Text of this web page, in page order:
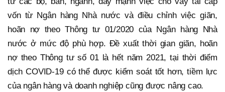
vốn từ Ngân hàng Nhà nước và điều chỉnh việc giãn,
hoãn nợ theo Thông tư 01/2020 của Ngân hàng Nhà
nước ở mức độ phù hợp. Đề xuất thời gian giãn, hoãn
nợ theo Thông tư số 01 là hết năm 2021, tại thời điểm
dịch COVID-19 có thể được kiểm soát tốt hơn, tiềm lực
của ngân hàng và doanh nghiệp cũng được nâng cao.